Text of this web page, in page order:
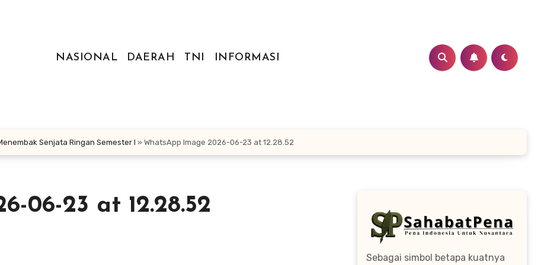
NASIONAL
DAERAH TNI INFORMASI
Senjata Ringan Semester I » WhatsApp Image 2026-06-23 at 12.28.52
06-23 at 12.28.52
Sebagai simbol betapa kuatnya